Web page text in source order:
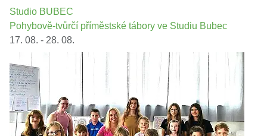
Studio BUBEC
Pohybově-tvůrčí příměstské tábory ve Studiu Bubec
17. 08. - 28. 08.